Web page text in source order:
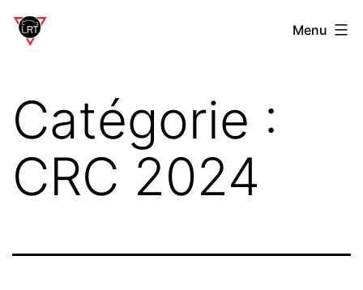
Aller
Laverdière
Menu
Catégorie :
CRC 2024